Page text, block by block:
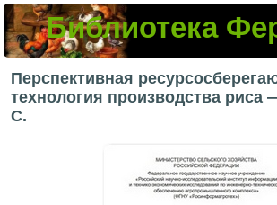
Библиотека
Перспективная
технология производства риса
С.